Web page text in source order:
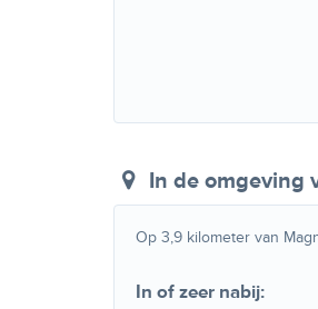
In de omgeving
Op 3,9 kilometer van
In of zeer nabij: